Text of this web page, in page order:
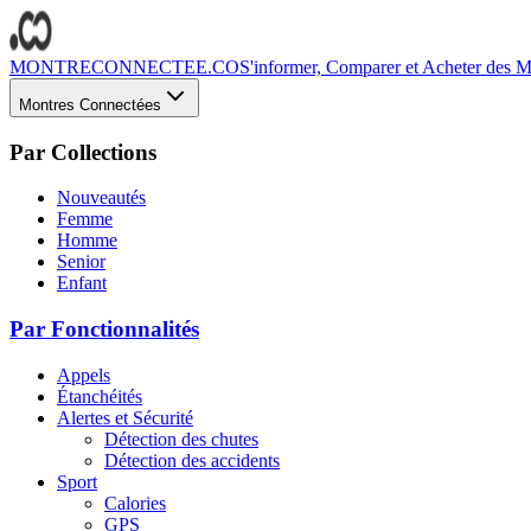
MONTRECONNECTEE.COS'informer, Comparer et Acheter des
Montres Connectées
Par Collections
Nouveautés
Femme
Homme
Senior
Enfant
Par Fonctionnalités
Appels
Étanchéités
Alertes et Sécurité
Détection des chutes
Détection des accidents
Sport
Calories
GPS